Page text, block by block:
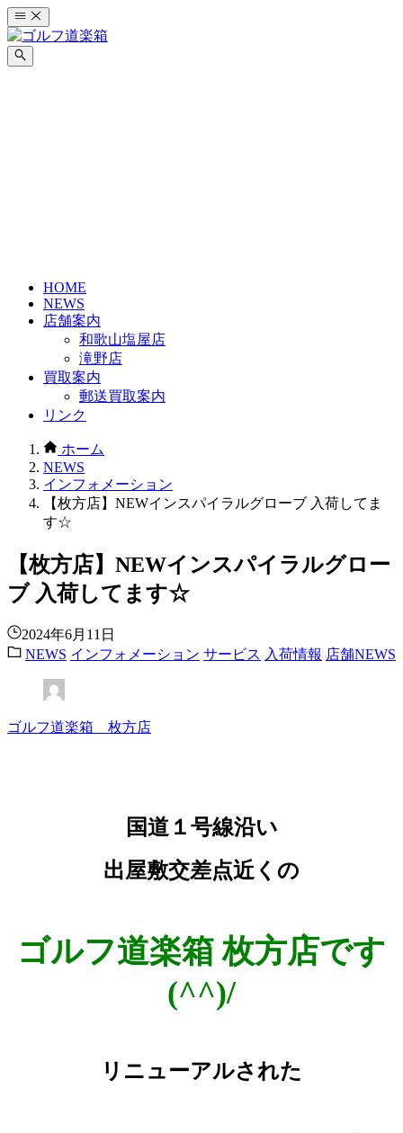
コ
ン
テ
ン
HOME
NEWS
店舗案内
和歌山塩屋店
滝野店
買取案内
郵送買取案内
リンク
ホーム
NEWS
インフォメーション
【枚方店】NEWインスパイラルグローブ 入荷してま
す☆
【枚方店】NEWインスパイラルグロー
ブ 入荷してます☆
2024年6月11日
NEWS インフォメーション サービス 入荷情報 店舗NEWS
ゴルフ道楽箱 枚方店
国道１号線沿い
出屋敷交差点近くの
ゴルフ道楽箱 枚方店です
(^^)/
リニューアルされた